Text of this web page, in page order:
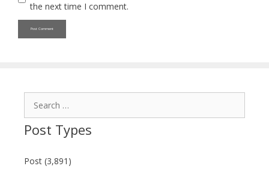
the next time I comment.
Post Types
Post (3,891)